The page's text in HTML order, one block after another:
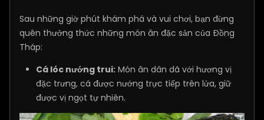
Sau những giờ phút khám phá và vui chơi, bạn đừng
quên thưởng thức những món ăn đặc sản của Đồng
Tháp:
Cá lóc nướng trui: Món ăn dân dã với hương vị
đặc trưng, cá được nướng trực tiếp trên lửa, giữ
được vị ngọt tự nhiên.